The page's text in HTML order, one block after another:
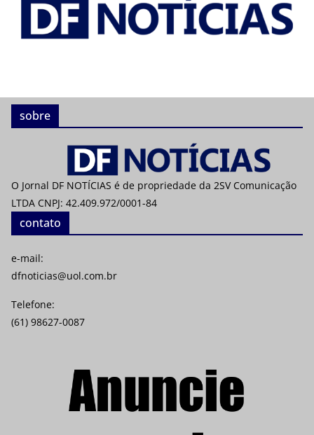
sobre
O Jornal DF NOTÍCIAS é de propriedade da 2SV Comunicação
LTDA CNPJ: 42.409.972/0001-84
contato
e-mail:
dfnoticias@uol.com.br
Telefone:
(61) 98627-0087